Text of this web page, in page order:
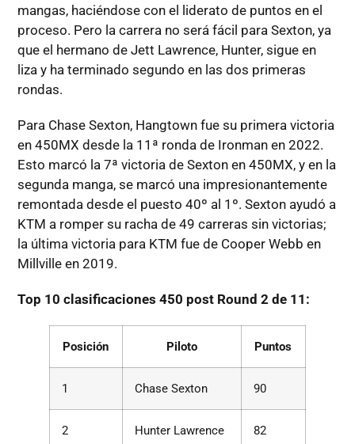
mangas, haciéndose con el liderato de puntos en el
proceso. Pero la carrera no será fácil para Sexton, ya
que el hermano de Jett Lawrence, Hunter, sigue en
liza y ha terminado segundo en las dos primeras
rondas.
Para Chase Sexton, Hangtown fue su primera victoria
en 450MX desde la 11ª ronda de Ironman en 2022.
Esto marcó la 7ª victoria de Sexton en 450MX, y en la
segunda manga, se marcó una impresionantemente
remontada desde el puesto 40º al 1º. Sexton ayudó a
KTM a romper su racha de 49 carreras sin victorias;
la última victoria para KTM fue de Cooper Webb en
Millville en 2019.
Top 10 clasificaciones 450 post Round 2 de 11:
Posición Piloto Puntos
1 Chase Sexton 90
2 Hunter Lawrence 82